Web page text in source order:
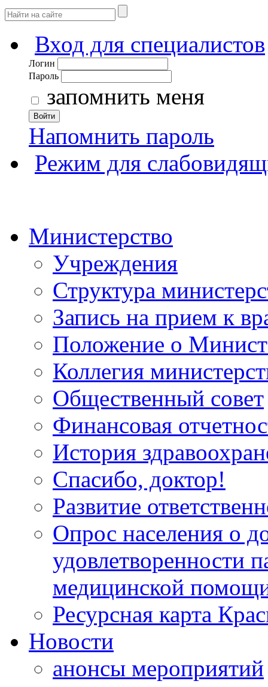
Вход для специалистов
Логин
Пароль
запомнить меня
Войти
Напомнить пароль
Режим для
Министерство
Учреждения
Структура
Запись на прием к
Положение о
Коллегия
Общественный совет
Финансовая
История
Спасибо, доктор!
Развитие
Опрос населения о
удовлетворенности
медицинской
Ресурсная карта
Новости
анонсы мероприятий